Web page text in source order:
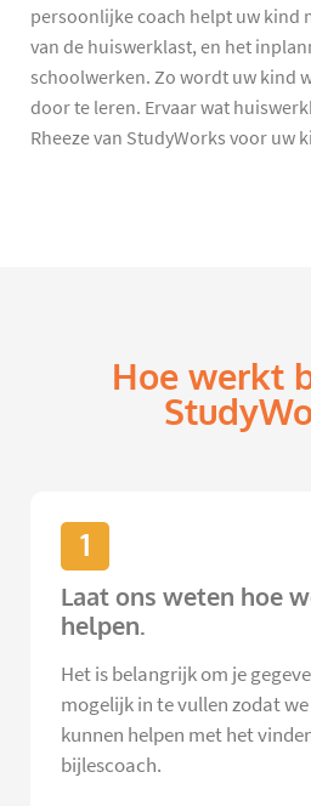
persoonlijke coach helpt uw kind
van de huiswerklast, en het
schoolwerken. Zo wordt uw kind
door te leren. Ervaar wat
Rheeze van StudyWorks voor uw
Hoe werkt
1
Laat ons weten hoe
helpen.
Het is belangrijk om je
mogelijk in te vullen zodat
kunnen helpen met het
bijlescoach.